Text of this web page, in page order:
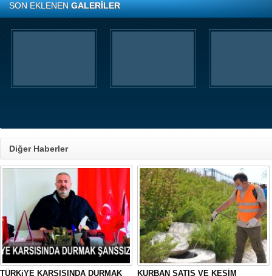
SON EKLENENGALERİLER
Diğer Haberler
TÜRKiYE KARSISINDA DURMAK
KURBAN SATIŞ VE KESİM